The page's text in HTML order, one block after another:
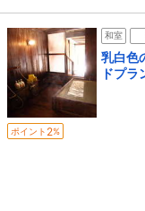
和室
乳白色
ドプ
ポイント 2%